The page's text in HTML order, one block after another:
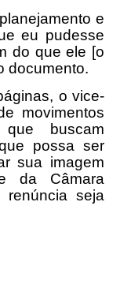
e
eu pudesse
do que ele [o
documento.
o vice-
movimentos
buscam
possa ser
sua imagem
da Câmara
seja